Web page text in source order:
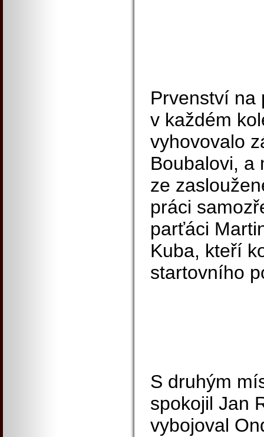
Prvenství na
v každém
vyhovovalo
Boubalovi, a
ze
práci
parťáci
Kuba, kteří
startovního
S druhým
spokojil Jan
vybojoval